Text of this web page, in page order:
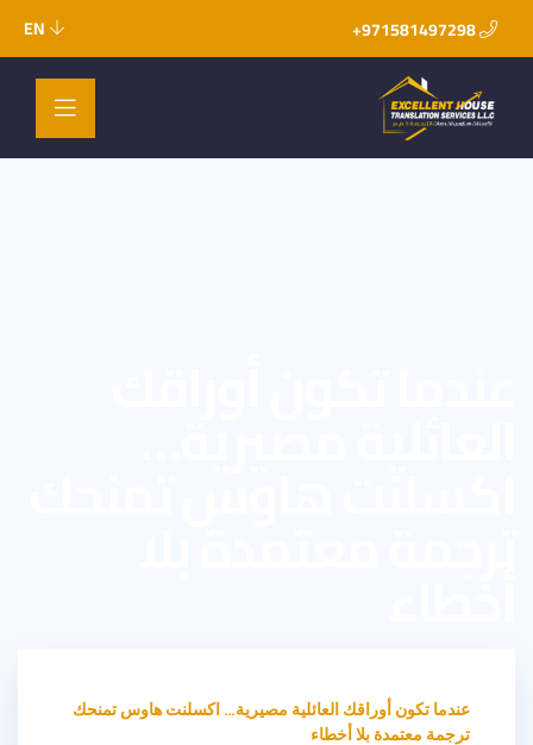
971581497298+
EN
عندما تكون أوراقك العائلية مصيرية… اكسلنت هاوس تمنحك
ترجمة معتمدة بلا أخطاء